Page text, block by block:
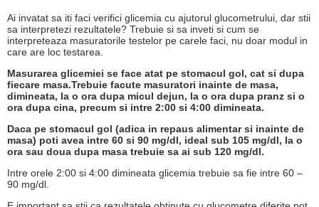
Ai invatat sa iti faci verifici glicemia cu ajutorul glucometrului, dar stii
sa interpretezi rezultatele? Trebuie si sa inveti si cum se
interpreteaza masuratorile testelor pe carele faci, nu doar modul in
care are loc testarea.
Masurarea glicemiei se face atat pe stomacul gol, cat si dupa
fiecare masa.Trebuie facute masuratori inainte de masa,
dimineata, la o ora dupa micul dejun, la o ora dupa pranz si o
ora dupa cina, precum si intre 2:00 si 4:00 dimineata.
Daca pe stomacul gol (adica in repaus alimentar si inainte de
masa) poti avea intre 60 si 90 mg/dl, ideal sub 105 mg/dl, la o
ora sau doua dupa masa trebuie sa ai sub 120 mg/dl.
Intre orele 2:00 si 4:00 dimineata glicemia trebuie sa fie intre 60 –
90 mg/dl.